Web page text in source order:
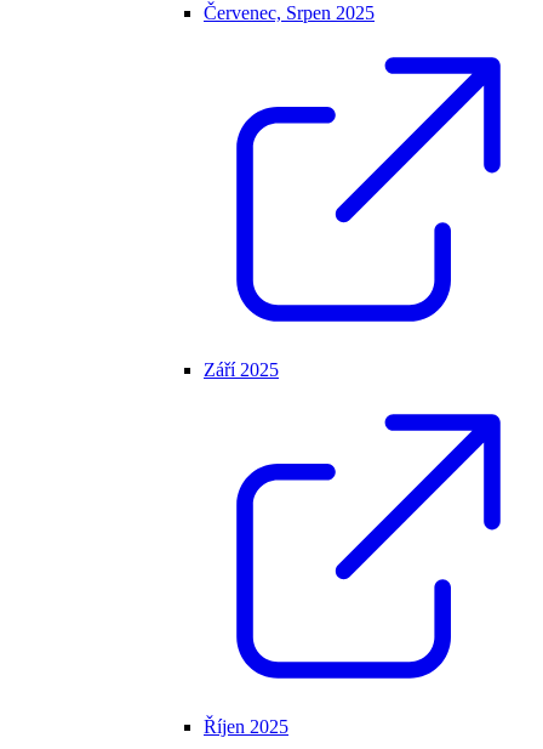
Červenec, Srpen 2025
Září 2025
Říjen 2025